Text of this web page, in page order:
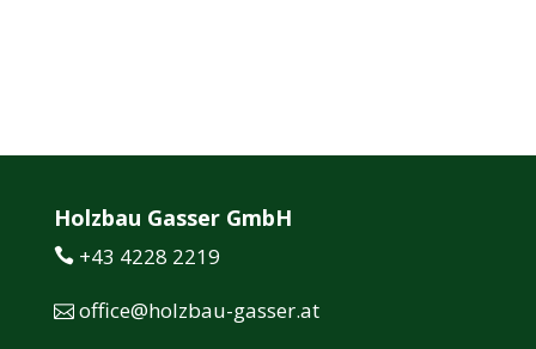
Holzbau Gasser GmbH
+43 4228 2219
office@holzbau-gasser.at